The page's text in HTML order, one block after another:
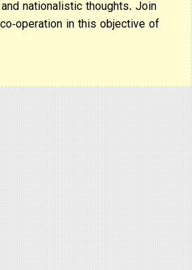
nationalistic thoughts. Join
operation in this objective of